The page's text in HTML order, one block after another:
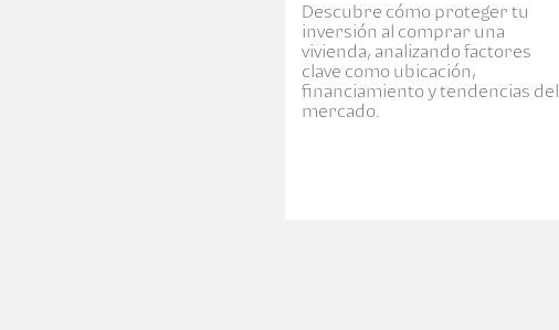
Descubre cómo proteger tu
inversión al comprar una
vivienda, analizando factores
clave como ubicación,
financiamiento y tendencias del
mercado.